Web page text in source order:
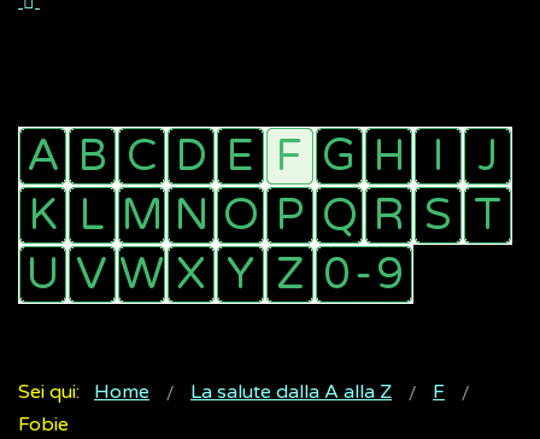
Sei qui: Home La salute dalla A alla Z
F
Fobie